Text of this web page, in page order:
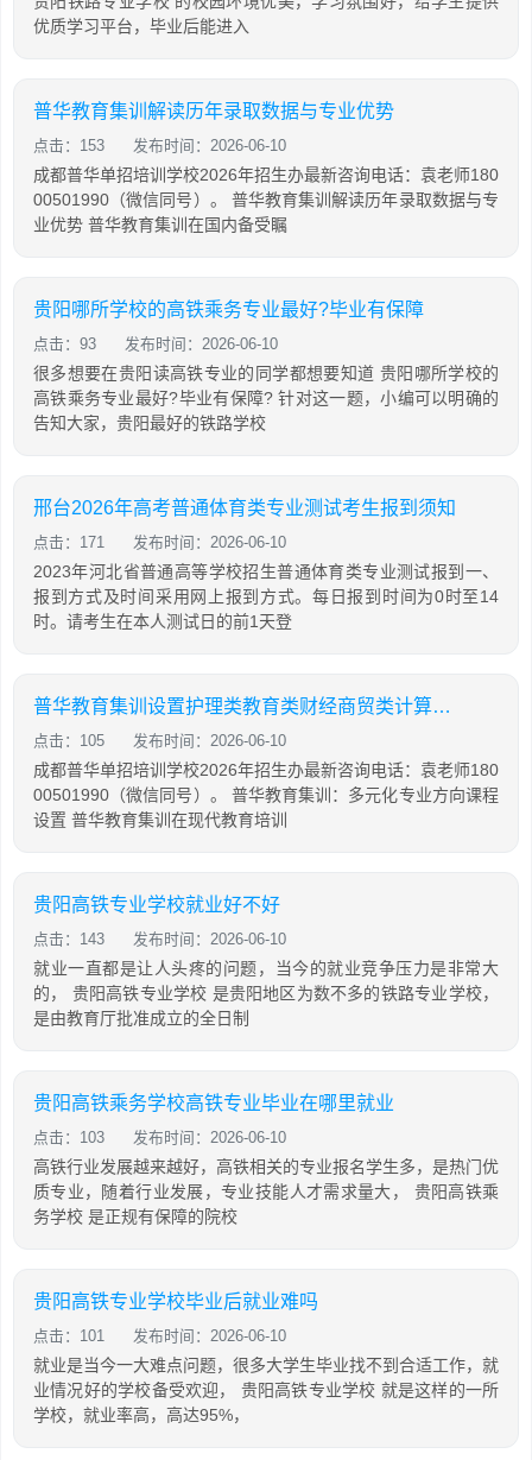
优质学习平台，毕业后能进入
普华教育集训解读历年录取数据与专业优势
点击：153 发布时间：2026-06-10
成都普华单招培训学校2026年招生办最新咨询电话：袁老师180
00501990（微信同号）。 普华教育集训解读历年录取数据与专
业优势 普华教育集训在国内备受瞩
贵阳哪所学校的高铁乘务专业最好?毕业有保障
点击：93 发布时间：2026-06-10
很多想要在贵阳读高铁专业的同学都想要知道 贵阳哪所学校的
高铁乘务专业最好?毕业有保障? 针对这一题，小编可以明确的
告知大家，贵阳最好的铁路学校
邢台2026年高考普通体育类专业测试考生报到须知
点击：171 发布时间：2026-06-10
2023年河北省普通高等学校招生普通体育类专业测试报到一、
报到方式及时间采用网上报到方式。每日报到时间为0时至14
时。请考生在本人测试日的前1天登
普华教育集训设置护理类教育类财经商贸类计算机类专业方向课程
点击：105 发布时间：2026-06-10
成都普华单招培训学校2026年招生办最新咨询电话：袁老师180
00501990（微信同号）。 普华教育集训：多元化专业方向课程
设置 普华教育集训在现代教育培训
贵阳高铁专业学校就业好不好
点击：143 发布时间：2026-06-10
就业一直都是让人头疼的问题，当今的就业竞争压力是非常大
的， 贵阳高铁专业学校 是贵阳地区为数不多的铁路专业学校，
是由教育厅批准成立的全日制
贵阳高铁乘务学校高铁专业毕业在哪里就业
点击：103 发布时间：2026-06-10
高铁行业发展越来越好，高铁相关的专业报名学生多，是热门优
质专业，随着行业发展，专业技能人才需求量大， 贵阳高铁乘
务学校 是正规有保障的院校
贵阳高铁专业学校毕业后就业难吗
点击：101 发布时间：2026-06-10
就业是当今一大难点问题，很多大学生毕业找不到合适工作，就
业情况好的学校备受欢迎， 贵阳高铁专业学校 就是这样的一所
学校，就业率高，高达95%，